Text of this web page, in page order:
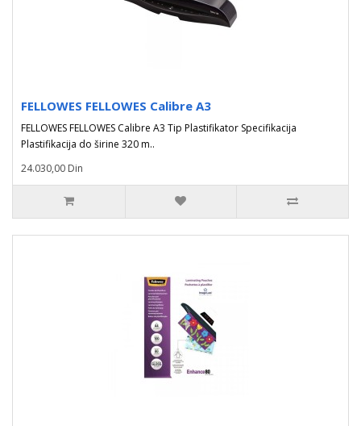
FELLOWES FELLOWES Calibre A3
FELLOWES FELLOWES Calibre A3 Tip Plastifikator Specifikacija
Plastifikacija do širine 320 m..
24.030,00 Din